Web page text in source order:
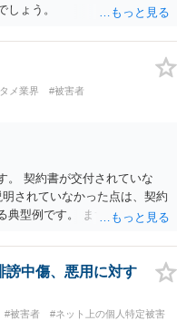
ょう。
メ業界 #被害者
。 契約書が交付されていな
されていなかった点は、契約
典型例です。 まずは、運営と
で（もしまだされていないの
おくべきだと考えます。
謗中傷、悪用に対す
#被害者
#ネット上の個人特定被害